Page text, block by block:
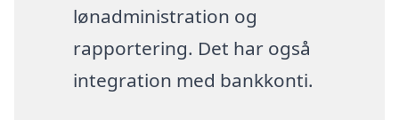
lønadministration og
rapportering. Det har også
integration med bankkonti.